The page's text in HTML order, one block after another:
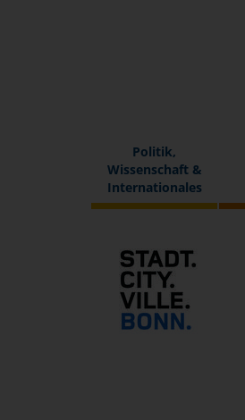
Politik,
Wissenschaft &
Internationales